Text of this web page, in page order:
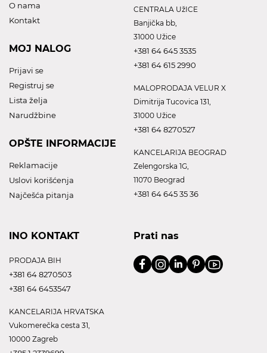
O nama
Kontakt
MOJ NALOG
Prijavi se
Registruj se
Lista želja
Narudžbine
OPŠTE INFORMACIJE
Reklamacije
Uslovi korišćenja
Najčešća pitanja
CENTRALA UžICE
Banjička bb,
31000 Užice
+381 64 645 3535
+381 64 615 2990
MALOPRODAJA VELUR X
Dimitrija Tucovica 131,
31000 Užice
+381 64 8270527
KANCELARIJA BEOGRAD
Zelengorska 1G,
11070 Beograd
+381 64 645 35 36
INO KONTAKT
PRODAJA BIH
+381 64 8270503
+381 64 6453547
KANCELARIJA HRVATSKA
Vukomerečka cesta 31,
10000 Zagreb
Prati nas